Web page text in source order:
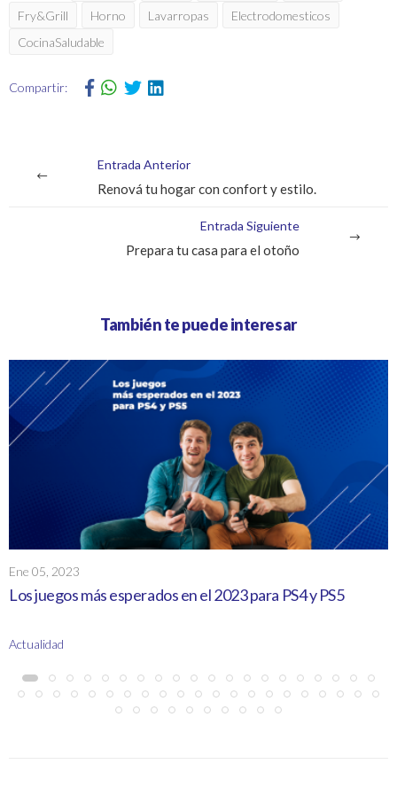
Fry&Grill Horno Lavarropas
Electrodomesticos
CocinaSaludable
Compartir:
Entrada Anterior
Renová tu hogar con confort y estilo.
Entrada Siguiente
Prepara tu casa para el otoño
También te puede interesar
Ene 05, 2023
Los juegos más esperados en el 2023 para PS4 y PS5
Actualidad